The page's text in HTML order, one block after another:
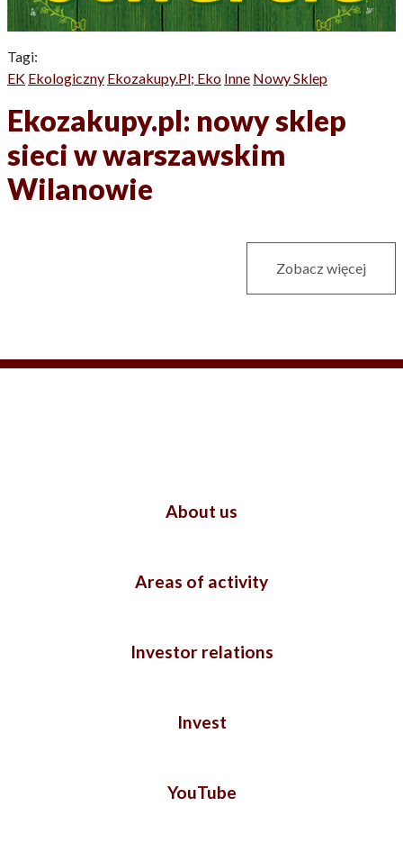
Tagi:
EK Ekologiczny Ekozakupy.pl; Eko Inne Nowy Sklep
Ekozakupy.pl: nowy sklep
sieci w warszawskim
Wilanowie
Zobacz więcej
About us
Areas of activity
Investor relations
Invest
YouTube